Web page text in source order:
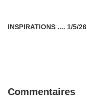
INSPIRATIONS .... 1/5/26
Commentaires